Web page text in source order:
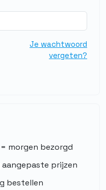
Je wachtwoord
vergeten?
morgen bezorgd
prijzen
bestellen